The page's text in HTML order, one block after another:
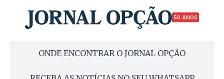
50 ANOS
ONDE ENCONTRAR O JORNAL OPÇÃO